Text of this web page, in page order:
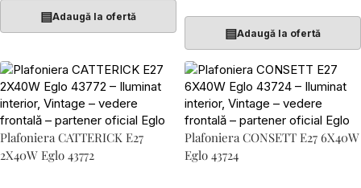
▤Adaugă la ofertă
▤Adaugă la ofertă
Plafoniera CATTERICK E27
2X40W Eglo 43772
Plafoniera CONSETT E27 6X40W
Eglo 43724